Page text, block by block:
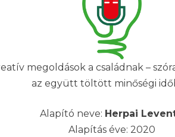
megoldások a családnak –
az együtt töltött minőségi
Alapító neve: Herpai
Alapítás éve: 2020